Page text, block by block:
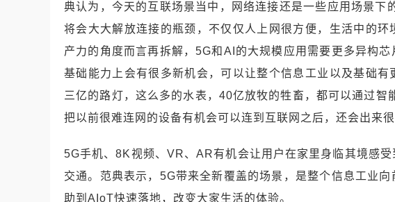
典认为，今天的互联场景当中，网络连接还是一些应用场景下
将会大大解放连接的瓶颈，不仅仅人上网很方便，生活中的
产力的角度而言再拆解，5G和 AI 的大规模应用需要更多异构芯
基础能力上会有很多新机会，可以让整个信息工业以及基础
三亿的路灯，这么多的水表， 40亿放牧的牲畜，都可以通过智
把以前很难连网的设备有机会可以连到互联网之后，还会出来很
5G手机、8K 视频、 VR、AR有机会让用户在家里身临其境感
交通。范典表示， 5G带来全新覆盖的场景，是整个信息工业
助到 AIoT快速落地，改变大家生活的体验。